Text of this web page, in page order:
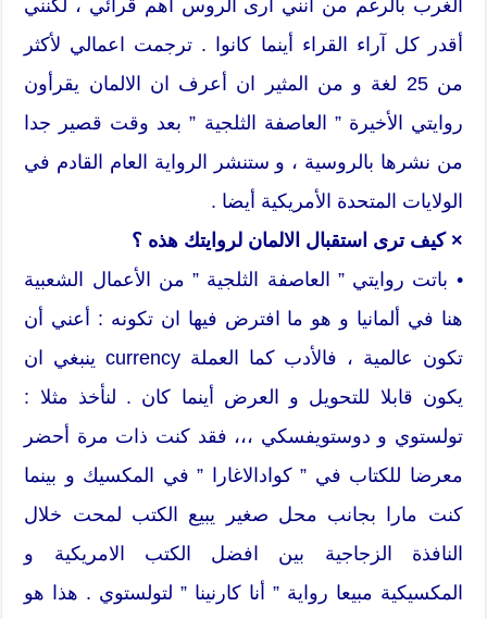
الغرب بالرغم من انني أرى الروس أهم قرائي ، لكنني
أقدر كل آراء القراء أينما كانوا . ترجمت اعمالي لأكثر
من 25 لغة و من المثير ان أعرف ان الالمان يقرأون
روايتي الأخيرة ” العاصفة الثلجية ” بعد وقت قصير جدا
من نشرها بالروسية ، و ستنشر الرواية العام القادم في
الولايات المتحدة الأمريكية أيضا .
× كيف ترى استقبال الالمان لروايتك هذه ؟
• باتت روايتي ” العاصفة الثلجية ” من الأعمال الشعبية
هنا في ألمانيا و هو ما افترض فيها ان تكونه : أعني أن
تكون عالمية ، فالأدب كما العملة currency ينبغي ان
يكون قابلا للتحويل و العرض أينما كان . لنأخذ مثلا :
تولستوي و دوستويفسكي ،،، فقد كنت ذات مرة أحضر
معرضا للكتاب في ” كوادالاغارا ” في المكسيك و بينما
كنت مارا بجانب محل صغير يبيع الكتب لمحت خلال
النافذة الزجاجية بين افضل الكتب الامريكية و
المكسيكية مبيعا رواية ” أنا كارنينا ” لتولستوي . هذا هو